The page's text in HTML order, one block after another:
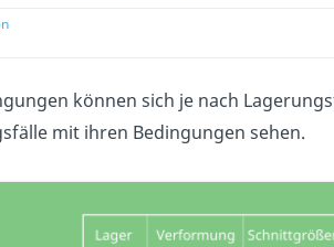
können sich je nach
mit ihren Bedingungen sehen.